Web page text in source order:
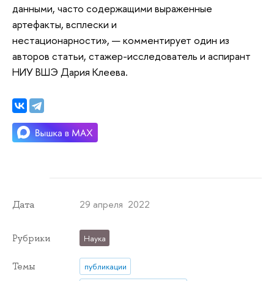
данными, часто содержащими выраженные
артефакты, всплески и
нестационарности», — комментирует один из
авторов статьи, стажер-исследователь и аспирант
НИУ ВШЭ Дария Клеева.
Дата 29 апреля 2022
Рубрики Наука
Темы
публикации